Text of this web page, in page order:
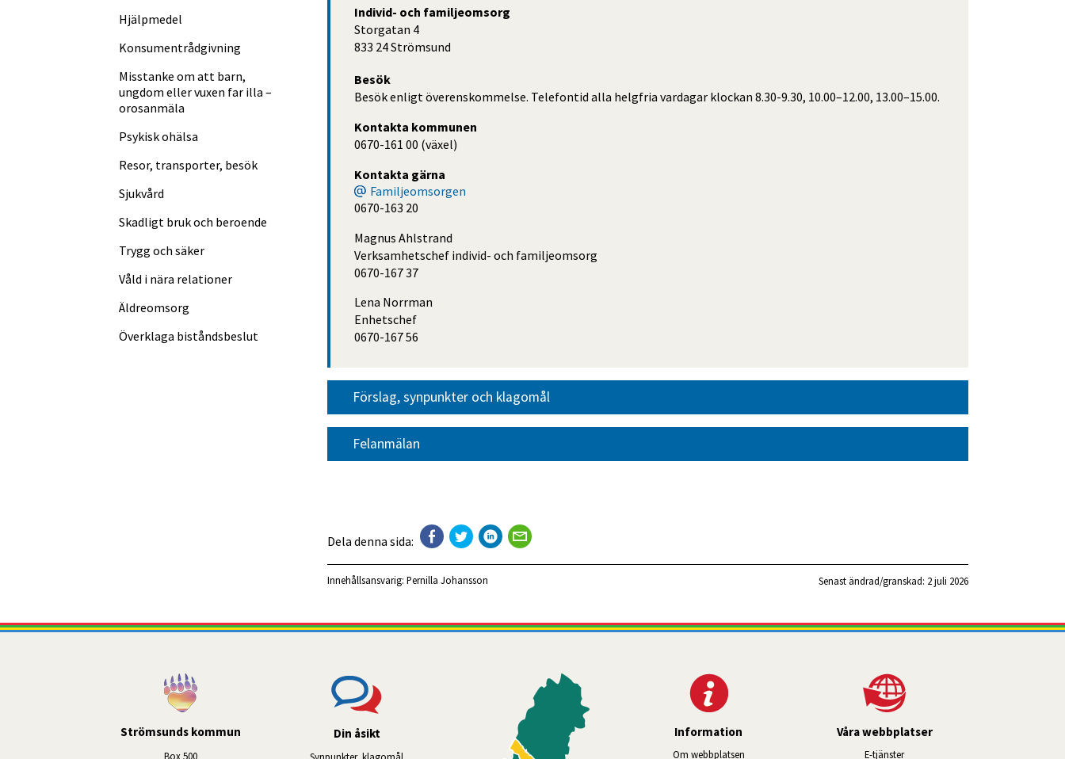
Individ- och familjeomsorg
Storgatan 4
833 24 Strömsund
Besök
Besök enligt överenskommelse. Telefontid alla helgfria vardagar klockan 8.30-9.30, 10.00–12.00, 13.00­–15.00.
Kontakta kommunen
0670-161 00 (växel)
Kontakta gärna
Familjeomsorgen
0670-163 20
Magnus Ahlstrand
Verksamhetschef individ- och familjeomsorg
0670-167 37
Lena Norrman
Enhetschef
0670-167 56
Förslag, synpunkter och klagomål
Felanmälan
Dela denna sida:
Innehållsansvarig: Pernilla Johansson Senast ändrad/granskad: 2 juli 2026
Hjälpmedel
Konsument­rådgivning
Misstanke om att barn,
ungdom eller vuxen far illa –
orosanmäla
Psykisk ohälsa
Resor, transporter, besök
Sjukvård
Skadligt bruk och beroende
Trygg och säker
Våld i nära relationer
Äldreomsorg
Överklaga bistånds­beslut
Strömsunds kommun
Box 500
Din åsikt
Synpunkter, klagomål
Information
Om webbplatsen
Våra webbplatser
E-tjänsterLänk till annan webbplats, öppnas i